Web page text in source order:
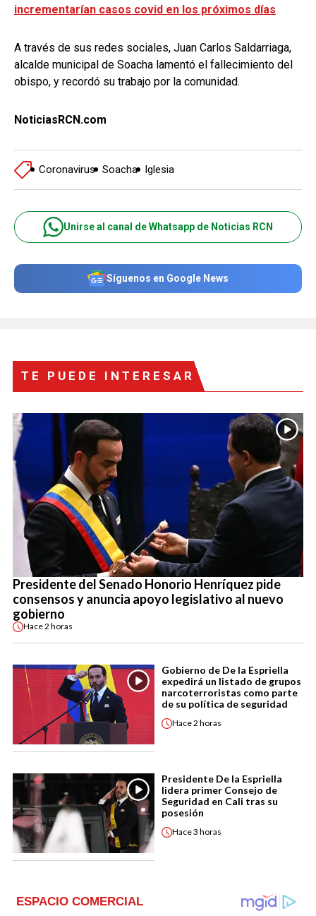
incrementarían casos covid en los próximos días
A través de sus redes sociales, Juan Carlos Saldarriaga,
alcalde municipal de Soacha lamentó el fallecimiento del
obispo, y recordó su trabajo por la comunidad.
NoticiasRCN.com
Coronavirus Soacha Iglesia
Unirse al canal de Whatsapp de Noticias RCN
Síguenos en Google News
TE PUEDE INTERESAR
Presidente del Senado Honorio Henríquez pide
consensos y anuncia apoyo legislativo al nuevo
gobierno
Hace2 horas
Gobierno de De la Espriella
expedirá un listado de grupos
narcoterroristas como parte
de su política de seguridad
Hace2 horas
Presidente De la Espriella
lidera primer Consejo de
Seguridad en Cali tras su
posesión
Hace3 horas